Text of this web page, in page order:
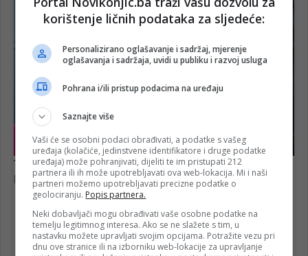
Agresija na BiH
korištenje ličnih podataka za sljedeće:
Personalizirano oglašavanje i sadržaj, mjerenje
oglašavanja i sadržaja, uvidi u publiku i razvoj usluga
Pohrana i/ili pristup podacima na uređaju
Saznajte više
Vaši će se osobni podaci obrađivati, a podatke s vašeg
uređaja (kolačiće, jedinstvene identifikatore i druge podatke
uređaja) može pohranjivati, dijeliti te im pristupati 212
partnera ili ih može upotrebljavati ova web-lokacija. Mi i naši
partneri možemo upotrebljavati precizne podatke o
geolociranju. Popis partnera.
Neki dobavljači mogu obrađivati vaše osobne podatke na
temelju legitimnog interesa. Ako se ne slažete s tim, u
nastavku možete upravljati svojim opcijama. Potražite vezu pri
dnu ove stranice ili na izborniku web-lokacije za upravljanje